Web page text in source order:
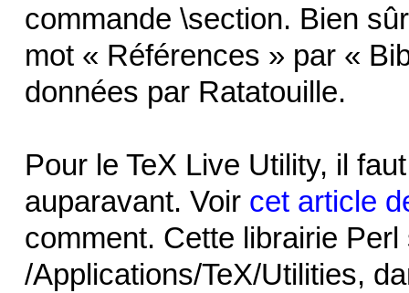
commande \section. Bien
mot « Références » par «
données par Ratatouille.
Pour le TeX Live Utility, il
auparavant. Voir cet article
comment. Cette librairie
/Applications/TeX/Utilities,